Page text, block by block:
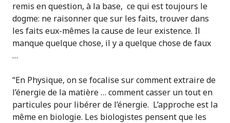
remis en question, à la base, ce qui est toujours le
dogme: ne raisonner que sur les faits, trouver dans
les faits eux-mêmes la cause de leur existence. Il
manque quelque chose, il y a quelque chose de faux
…
“En Physique, on se focalise sur comment extraire de
l’énergie de la matière … comment casser un tout en
particules pour libérer de l’énergie. L’approche est la
même en biologie. Les biologistes pensent que les